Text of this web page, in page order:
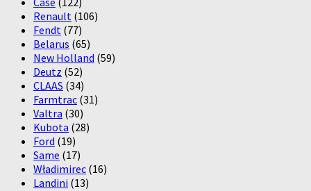
Renault (106)
Fendt (77)
Belarus (65)
New Holland (59)
Deutz (52)
CLAAS (34)
Farmtrac (31)
Valtra (30)
Kubota (28)
Ford (19)
Same (17)
Władimirec (16)
Landini (13)